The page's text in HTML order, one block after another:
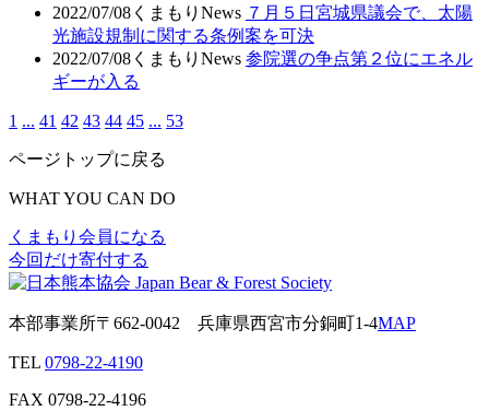
2022/07/08 くまもりNews ７月５日宮城県議会で、太陽
光施設規制に関する条例案を可決
2022/07/08 くまもりNews 参院選の争点第２位にエネル
ギーが入る
1 ... 41 42 43 44 45 ... 53
ページトップに戻る
WHAT YOU CAN DO
くまもり会員になる
今回だけ寄付する
本部事業所〒662-0042 兵庫県西宮市分銅町1-4MAP
TEL 0798-22-4190
FAX 0798-22-4196